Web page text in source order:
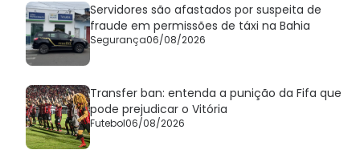
Servidores são afastados por suspeita de
fraude em permissões de táxi na Bahia
Segurança06/08/2026
Transfer ban: entenda a punição da Fifa que
pode prejudicar o Vitória
Futebol06/08/2026